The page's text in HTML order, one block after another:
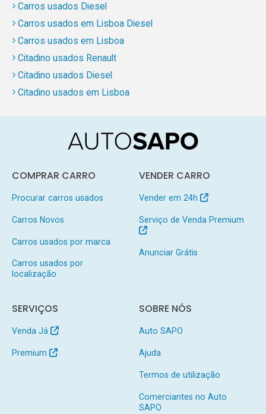
Carros usados Diesel
Carros usados em Lisboa Diesel
Carros usados em Lisboa
Citadino usados Renault
Citadino usados Diesel
Citadino usados em Lisboa
COMPRAR CARRO
Procurar carros usados
Carros Novos
Carros usados por marca
Carros usados por
localização
VENDER CARRO
Vender em 24h
Serviço de Venda Premium
Anunciar Grátis
SERVIÇOS
Venda Já
Premium
SOBRE NÓS
Auto SAPO
Ajuda
Termos de utilização
Comerciantes no Auto
SAPO